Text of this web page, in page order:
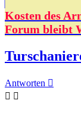
Kosten des
Forum bleibt
Antworten